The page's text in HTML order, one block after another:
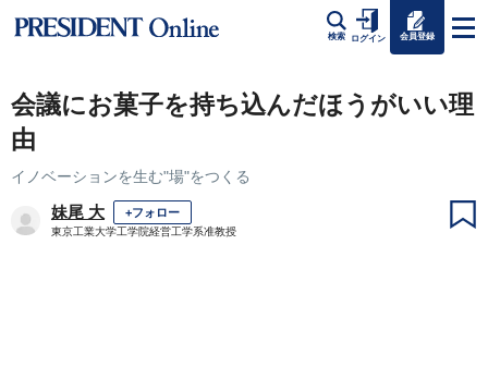
検索 ログイン 会員登録
会議にお菓子を持ち込んだほうがいい理
由
イノベーションを生む"場"をつくる
妹尾 大 +フォロー
東京工業大学工学院経営工学系准教授